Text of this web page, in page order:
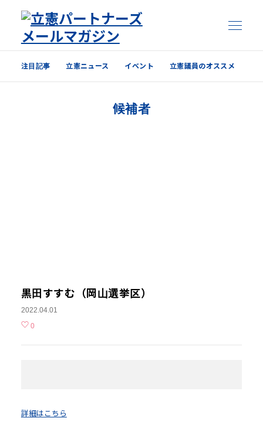
注目記事 立憲ニュース イベント 立憲議員のオススメ
候補者
黒田すすむ（岡山選挙区）
2022.04.01
0
詳細はこちら